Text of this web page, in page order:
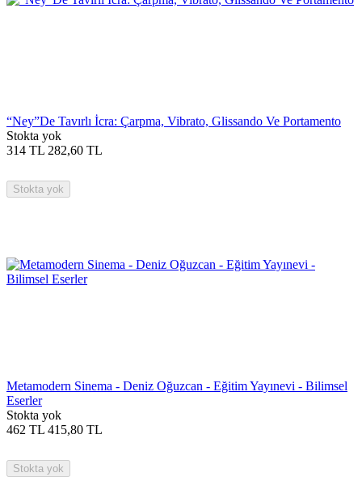
“Ney”De Tavırlı İcra: Çarpma, Vibrato, Glissando Ve Portamento
Stokta yok
314 TL 282,60 TL
Stokta yok
Metamodern Sinema - Deniz Oğuzcan - Eğitim Yayınevi - Bilimsel
Eserler
Stokta yok
462 TL 415,80 TL
Stokta yok